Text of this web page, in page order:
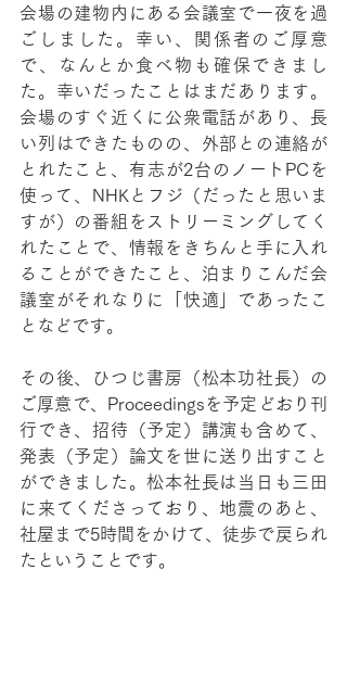
会場の建物内にある会議室で一夜を過
ごしました。幸い、関係者のご厚意
で、なんとか食べ物も確保できまし
た。幸いだったことはまだあります。
会場のすぐ近くに公衆電話があり、長
い列はできたものの、外部との連絡が
とれたこと、有志が2台のノートPCを
使って、NHKとフジ（だったと思いま
すが）の番組をストリーミングしてく
れたことで、情報をきちんと手に入れ
ることができたこと、泊まりこんだ会
議室がそれなりに「快適」であったこ
となどです。
その後、ひつじ書房（松本功社長）の
ご厚意で、Proceedingsを予定どおり刊
行でき、招待（予定）講演も含めて、
発表（予定）論文を世に送り出すこと
ができました。松本社長は当日も三田
に来てくださっており、地震のあと、
社屋まで5時間をかけて、徒歩で戻られ
たということです。